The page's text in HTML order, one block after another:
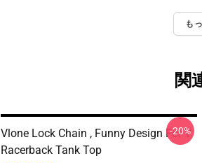
も
関
Vlone Lock Chain , Funny Design For V
Racerback Tank Top
-20%